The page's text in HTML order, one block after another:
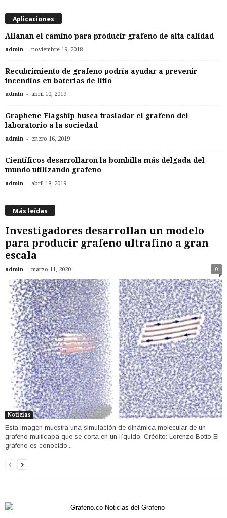
Aplicaciones
Allanan el camino para producir grafeno de alta calidad
admin - noviembre 19, 2018
Recubrimiento de grafeno podría ayudar a prevenir
incendios en baterías de litio
admin - abril 10, 2019
Graphene Flagship busca trasladar el grafeno del
laboratorio a la sociedad
admin - enero 16, 2019
Científicos desarrollaron la bombilla más delgada del
mundo utilizando grafeno
admin - abril 18, 2019
Más leídas
Investigadores desarrollan un modelo
para producir grafeno ultrafino a gran
escala
admin - marzo 11, 2020 0
Noticias
Esta imagen muestra una simulación de dinámica molecular de un
grafeno multicapa que se corta en un líquido. Crédito: Lorenzo Botto El
grafeno es conocido...